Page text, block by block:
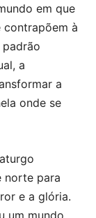
em que
contrapõem à
padrão
a
a
onde se
norte para
e a glória.
um mundo